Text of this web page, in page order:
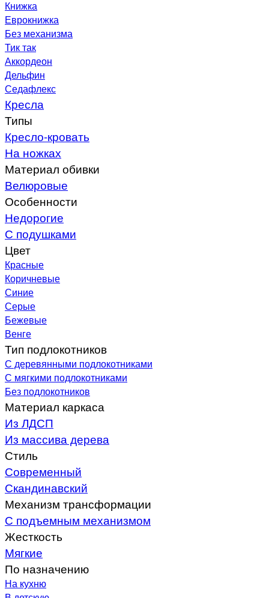
Книжка
Еврокнижка
Без механизма
Тик так
Аккордеон
Дельфин
Седафлекс
Кресла
Типы
Кресло-кровать
На ножках
Материал обивки
Велюровые
Особенности
Недорогие
С подушками
Цвет
Красные
Коричневые
Синие
Серые
Бежевые
Венге
Тип подлокотников
С деревянными подлокотниками
С мягкими подлокотниками
Без подлокотников
Материал каркаса
Из ЛДСП
Из массива дерева
Стиль
Современный
Скандинавский
Механизм трансформации
С подъемным механизмом
Жесткость
Мягкие
По назначению
На кухню